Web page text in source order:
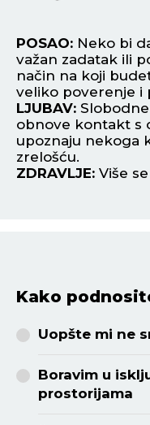
POSAO: Neko bi
važan zadatak ili
način na koji
veliko poverenje i
LJUBAV:
obnove kontakt s
upoznaju nekoga
zrelošću.
ZDRAVLJE: Više
Kako
Uopšte mi ne
Boravim u
prostorijama